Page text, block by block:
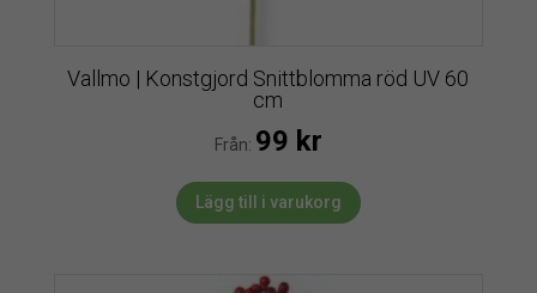
Vallmo | Konstgjord Snittblomma röd UV 60
cm
Från: 99 kr
Lägg till i varukorg